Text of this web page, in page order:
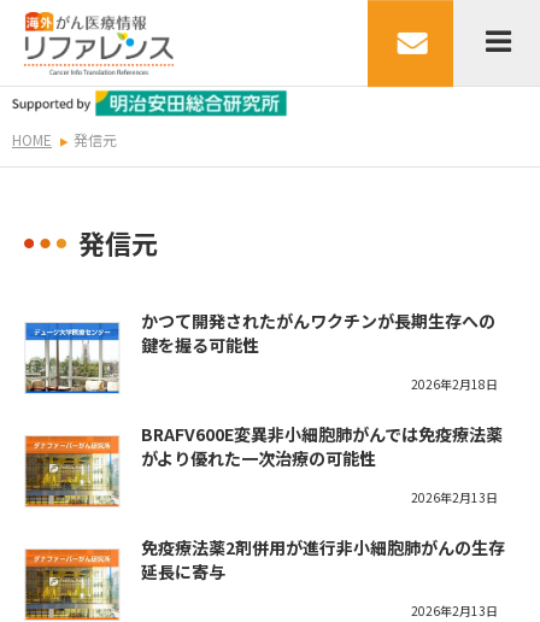
HOME 発信元
発信元
かつて開発されたがんワクチンが長期生存への
鍵を握る可能性
2026年2月18日
BRAFV600E変異非小細胞肺がんでは免疫療法薬
がより優れた一次治療の可能性
2026年2月13日
免疫療法薬2剤併用が進行非小細胞肺がんの生存
延長に寄与
2026年2月13日